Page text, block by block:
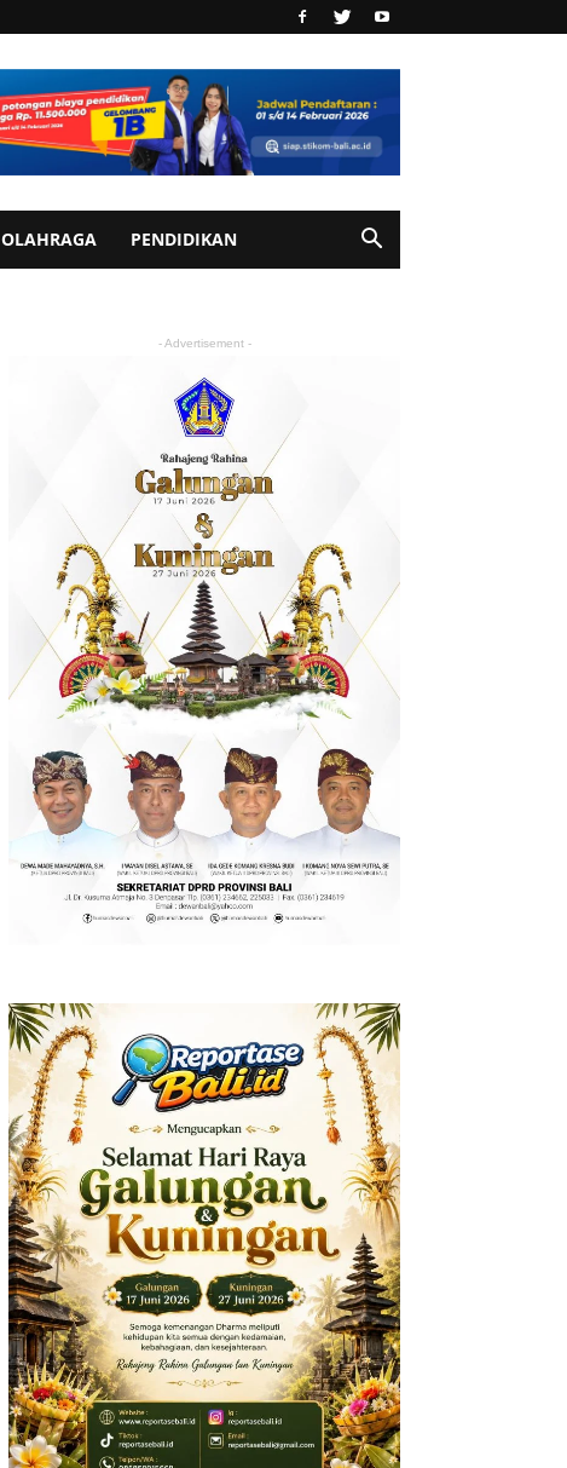
OLAHRAGA PENDIDIKAN
- Advertisement -